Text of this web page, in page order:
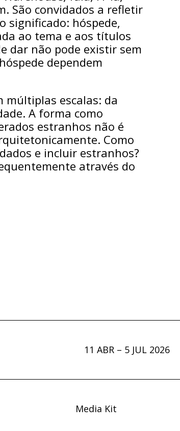
São convidados a refletir
significado: hóspede,
ao tema e aos títulos
dar não pode existir sem
dependem
escalas: da
A forma como
estranhos não é
Como
e incluir estranhos?
através do
11 ABR – 5 JUL 2026
Media Kit